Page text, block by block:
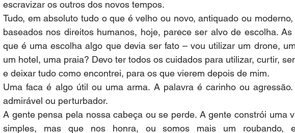
escravizar os outros dos novos tempos.
Tudo, em absoluto tudo o que é velho ou novo, antiquado ou
baseados nos direitos humanos, hoje, parece ser alvo de escolha.
que é uma escolha algo que devia ser fato – vou utilizar um drone,
um hotel, uma praia? Devo ter todos os cuidados para utilizar, curtir,
e deixar tudo como encontrei, para os que vierem depois de mim.
Uma faca é algo útil ou uma arma. A palavra é carinho ou
admirável ou perturbador.
A gente pensa pela nossa cabeça ou se perde. A gente constrói uma
simples, mas que nos honra, ou somos mais um roubando,